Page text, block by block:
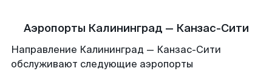
Аэропорты Калининград — Канзас-Сити
Направление Калининград — Канзас-Сити
обслуживают следующие аэропорты